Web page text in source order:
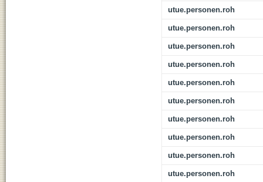
utue.personen.roh
utue.personen.roh
utue.personen.roh
utue.personen.roh
utue.personen.roh
utue.personen.roh
utue.personen.roh
utue.personen.roh
utue.personen.roh
utue.personen.roh